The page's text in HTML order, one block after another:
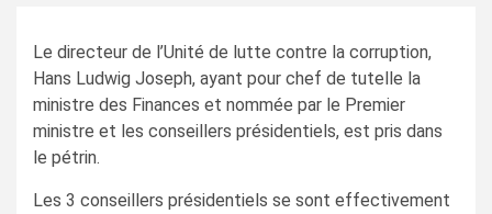
Le directeur de l’Unité de lutte contre la corruption,
Hans Ludwig Joseph, ayant pour chef de tutelle la
ministre des Finances et nommée par le Premier
ministre et les conseillers présidentiels, est pris dans
le pétrin.
Les 3 conseillers présidentiels se sont effectivement